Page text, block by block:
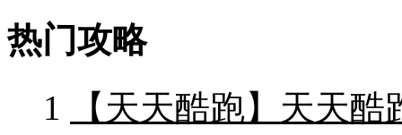
热门攻略
1
【天天酷跑】天天